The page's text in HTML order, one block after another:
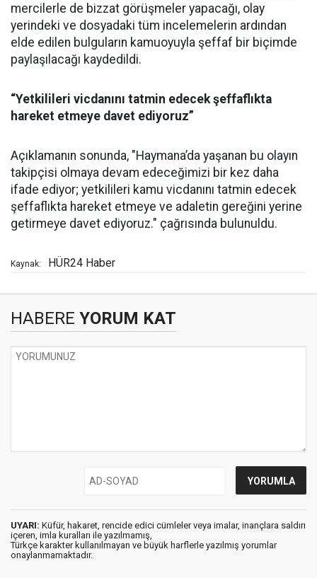
mercilerle de bizzat görüşmeler yapacağı, olay
yerindeki ve dosyadaki tüm incelemelerin ardından
elde edilen bulguların kamuoyuyla şeffaf bir biçimde
paylaşılacağı kaydedildi.
“Yetkilileri vicdanını tatmin edecek şeffaflıkta
hareket etmeye davet ediyoruz”
Açıklamanın sonunda, "Haymana’da yaşanan bu olayın
takipçisi olmaya devam edeceğimizi bir kez daha
ifade ediyor; yetkilileri kamu vicdanını tatmin edecek
şeffaflıkta hareket etmeye ve adaletin gereğini yerine
getirmeye davet ediyoruz." çağrısında bulunuldu.
Kaynak: HÜR24 Haber
HABERE YORUM KAT
UYARI: Küfür, hakaret, rencide edici cümleler veya imalar, inançlara saldırı
içeren, imla kuralları ile yazılmamış,
Türkçe karakter kullanılmayan ve büyük harflerle yazılmış yorumlar
onaylanmamaktadır.